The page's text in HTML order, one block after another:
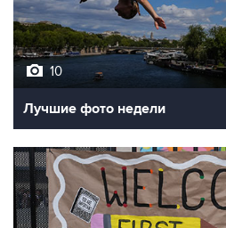
10
Лучшие фото недели